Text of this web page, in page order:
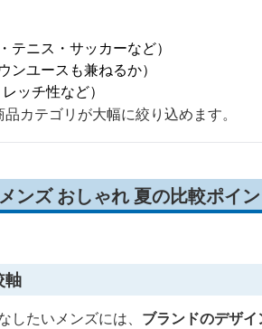
テニス・サッカーなど）
ンユースも兼ねるか）
ッチ性など）
カテゴリが大幅に絞り込めます。
ンズ おしゃれ 夏の比較ポイン
軸
たいメンズには、 ブランドのデザ